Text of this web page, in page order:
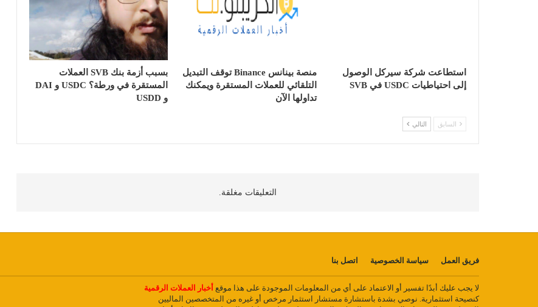
استطاعت شركة سيركل الوصول
إلى احتياطيات USDC في SVB
منصة بينانس Binance توقف التبديل
التلقائي للعملات المستقرة ويمكنك
تداولها الآن
بسبب أزمة بنك SVB العملات
المستقرة في ورطة؟ USDC و DAI
و USDD
السابق التالي
التعليقات مغلقة.
فريق العمل سياسة الخصوصية اتصل بنا
لا يجب عليك أبدًا تفسير أو الاعتماد على أي من المعلومات الموجودة على هذا موقع أخبار العملات الرقمية
كنصيحة استثمارية. نوصي بشدة باستشارة مستشار استثمار مرخص أو غيره من المتخصصين الماليين